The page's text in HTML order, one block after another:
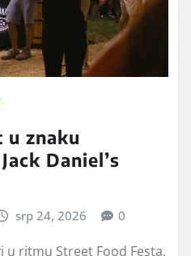
u znaku
Daniel’s
srp 24, 2026 0
u ritmu Street Food Festa,